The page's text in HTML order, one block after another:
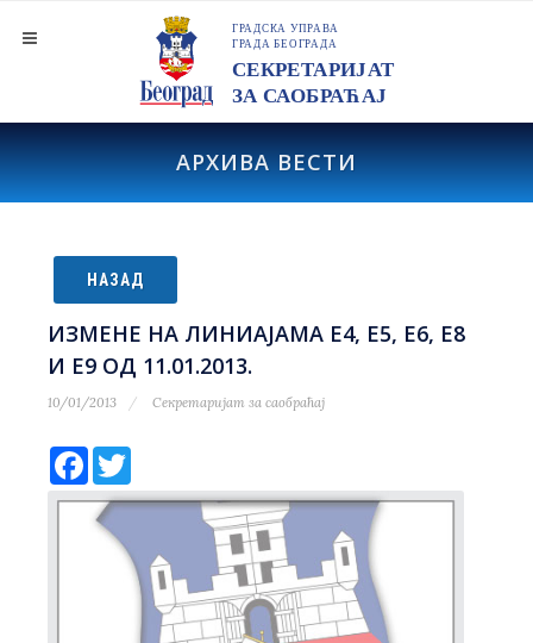
АРХИВА ВЕСТИ
НАЗАД
ИЗМЕНЕ НА ЛИНИАЈАМА Е4, Е5, E6, E8
И Е9 ОД 11.01.2013.
10/01/2013 Секретаријат за саобраћај
Facebook